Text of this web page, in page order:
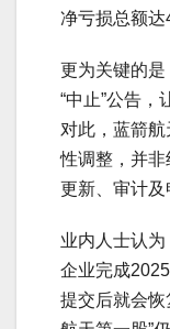
净亏损总额达
更为关键的是
“中止”公告，
对此，蓝箭
性调整，并
更新、审计及
业内人士认为
企业完成
提交后就会恢